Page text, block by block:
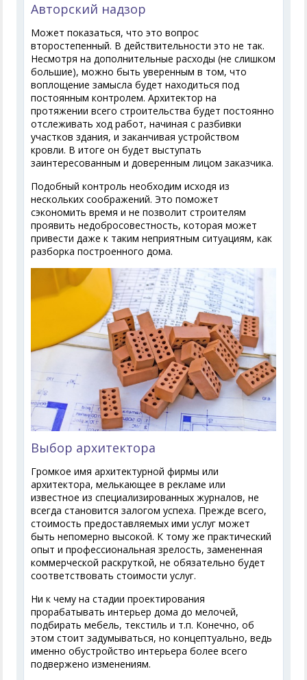
Авторский надзор
Может показаться, что это вопрос
второстепенный. В действительности это не так.
Несмотря на дополнительные расходы (не слишком
большие), можно быть уверенным в том, что
воплощение замысла будет находиться под
постоянным контролем. Архитектор на
протяжении всего строительства будет постоянно
отслеживать ход работ, начиная с разбивки
участков здания, и заканчивая устройством
кровли. В итоге он будет выступать
заинтересованным и доверенным лицом заказчика.
Подобный контроль необходим исходя из
нескольких соображений. Это поможет
сэкономить время и не позволит строителям
проявить недобросовестность, которая может
привести даже к таким неприятным ситуациям, как
разборка построенного дома.
Выбор архитектора
Громкое имя архитектурной фирмы или
архитектора, мелькающее в рекламе или
известное из специализированных журналов, не
всегда становится залогом успеха. Прежде всего,
стоимость предоставляемых ими услуг может
быть непомерно высокой. К тому же практический
опыт и профессиональная зрелость, замененная
коммерческой раскруткой, не обязательно будет
соответствовать стоимости услуг.
Ни к чему на стадии проектирования
прорабатывать интерьер дома до мелочей,
подбирать мебель, текстиль и т.п. Конечно, об
этом стоит задумываться, но концептуально, ведь
именно обустройство интерьера более всего
подвержено изменениям.